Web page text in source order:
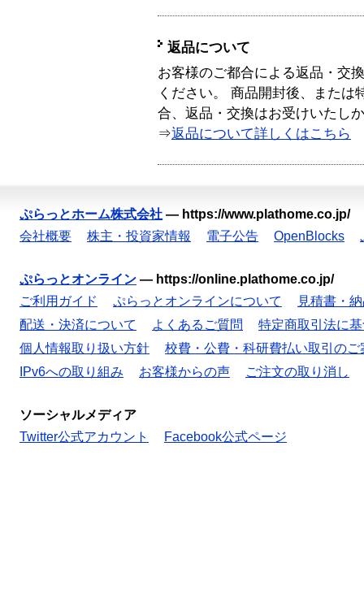
返品について
お客様のご都合による返品・交
ください。 商品開封後、または
合、返品・交換はお受けいたし
⇒返品について詳しくはこちら
ぷらっとホーム株式会社 — https://www.plathome.co.jp/
会社概要
株主・投資家情報 電子公告 OpenBlocks
ぷらっとオンライン — https://online.plathome.co.jp/
ご利用ガイド
ぷらっとオンラインについて
見積書・
配送・決済について
よくあるご質問
特定商取引法に
個人情報取り扱い方針
校費・公費・科研費払い取引のご
IPv6への取り組み
お客様からの声 ご注文の取り消し
ソーシャルメディア
Twitter公式アカウント
Facebook公式ページ